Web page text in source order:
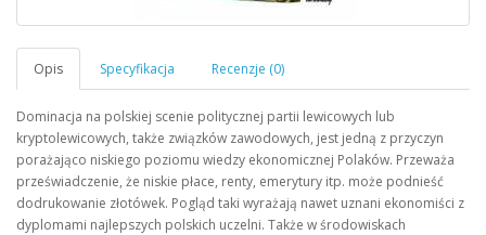
Dominacja na polskiej scenie politycznej partii lewicowych lub
kryptolewicowych, także związków zawodowych, jest jedną z przyczyn
porażająco niskiego poziomu wiedzy ekonomicznej Polaków. Przeważa
przeświadczenie, że niskie płace, renty, emerytury itp. może podnieść
dodrukowanie złotówek. Pogląd taki wyrażają nawet uznani ekonomiści z
dyplomami najlepszych polskich uczelni. Także w środowiskach